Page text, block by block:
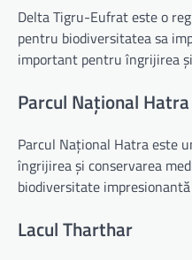
Delta Tigru-Eufrat este o
pentru biodiversitatea sa
important pentru îngrijirea
Parcul Național Hatra
Parcul Național Hatra este
îngrijirea și conservarea
biodiversitate
Lacul Tharthar